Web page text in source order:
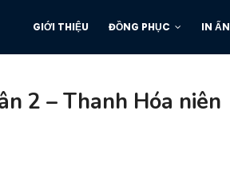
GIỚI THIỆU ĐỒNG PHỤC IN ẤN
2 – Thanh Hóa niên